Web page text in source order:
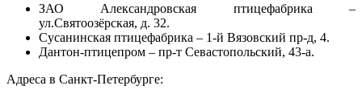
ЗАО Александровская птицефабрика –
ул.Святоозёрская, д. 32.
Сусанинская птицефабрика – 1-й Вязовский пр-д, 4.
Дантон-птицепром – пр-т Севастопольский, 43-а.
Адреса в Санкт-Петербурге: